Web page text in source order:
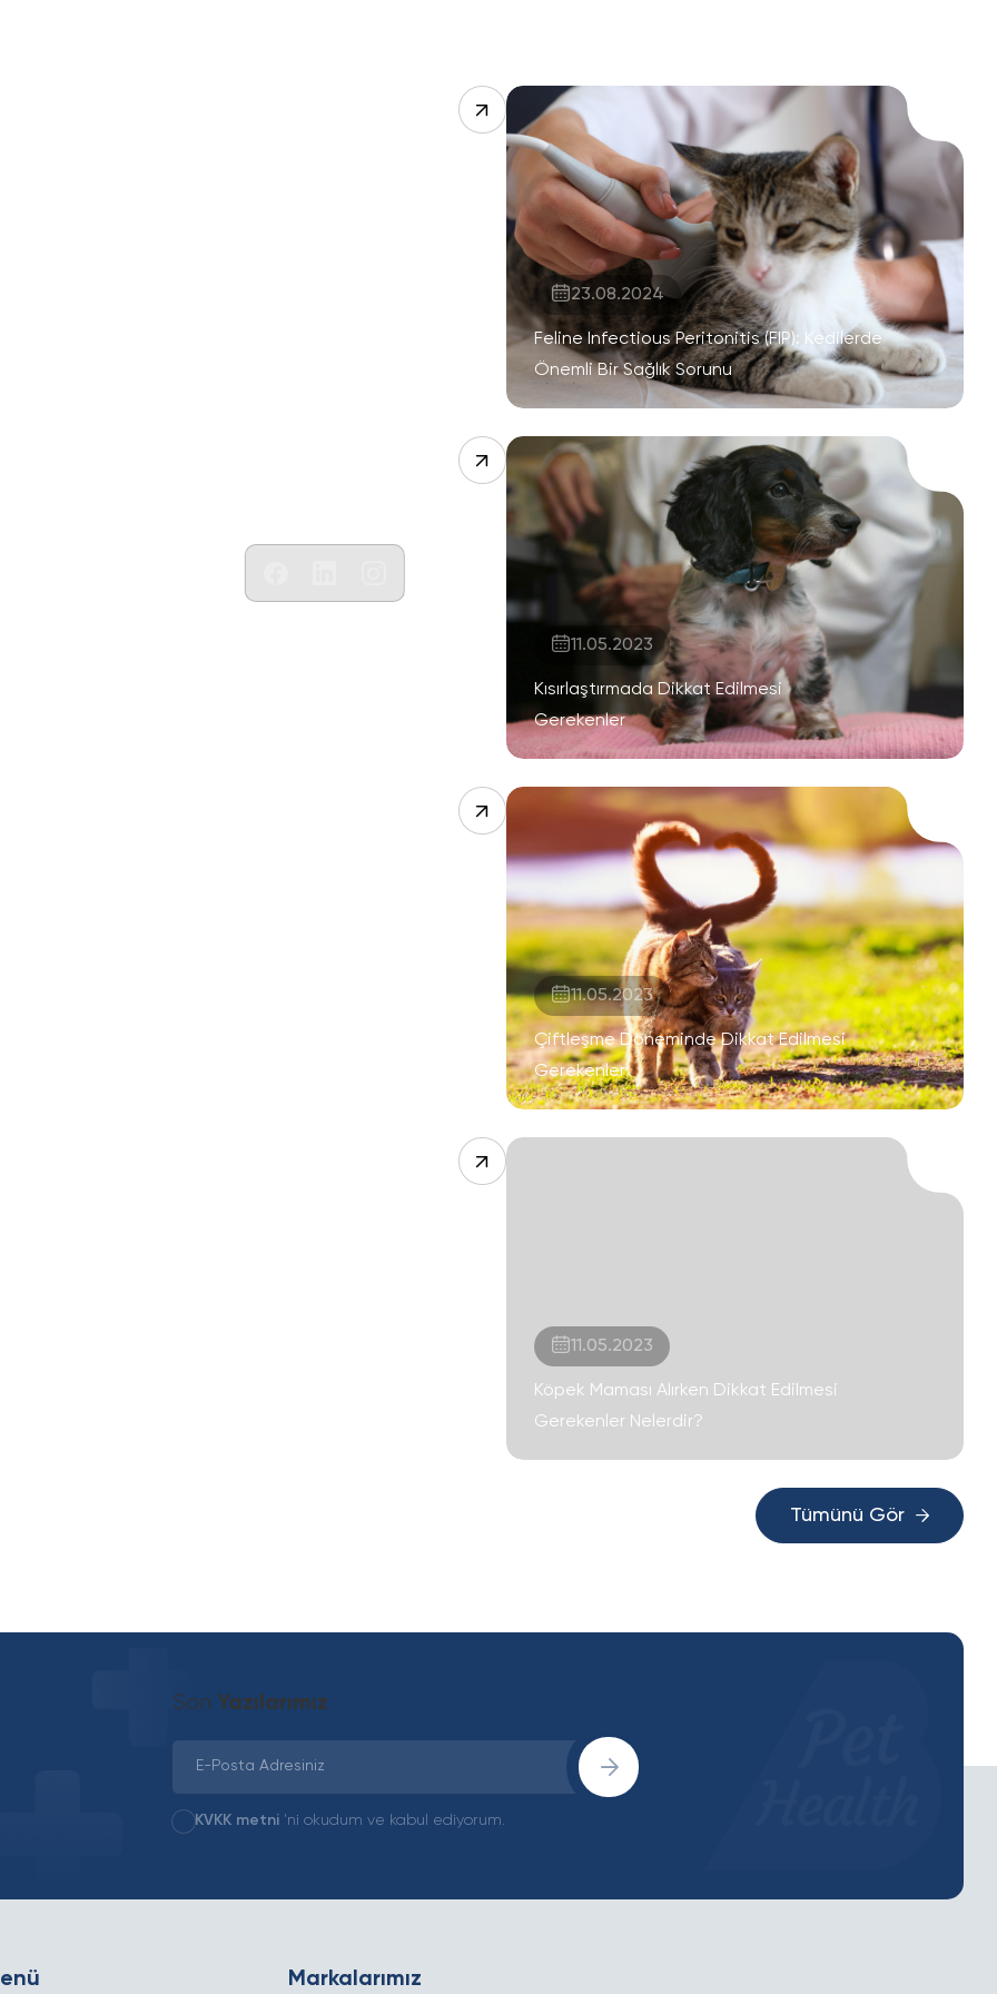
23.08.2024
Feline Infectious Peritonitis (FIP): Kedilerde
Önemli Bir Sağlık Sorunu
11.05.2023
Kısırlaştırmada Dikkat Edilmesi
Gerekenler
11.05.2023
Çiftleşme Döneminde Dikkat Edilmesi
Gerekenler
11.05.2023
Köpek Maması Alırken Dikkat Edilmesi
Gerekenler Nelerdir?
Tümünü Gör
Son Yazılarımız
KVKK metni 'ni okudum ve kabul ediyorum.
Markalarımız